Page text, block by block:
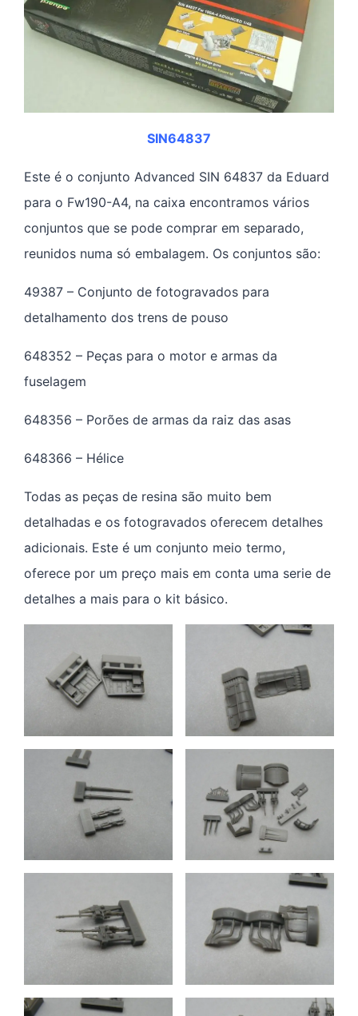
SIN64837
Este é o conjunto Advanced SIN 64837 da Eduard
para o Fw190-A4, na caixa encontramos vários
conjuntos que se pode comprar em separado,
reunidos numa só embalagem. Os conjuntos são:
49387 – Conjunto de fotogravados para
detalhamento dos trens de pouso
648352 – Peças para o motor e armas da
fuselagem
648356 – Porões de armas da raiz das asas
648366 – Hélice
Todas as peças de resina são muito bem
detalhadas e os fotogravados oferecem detalhes
adicionais. Este é um conjunto meio termo,
oferece por um preço mais em conta uma serie de
detalhes a mais para o kit básico.